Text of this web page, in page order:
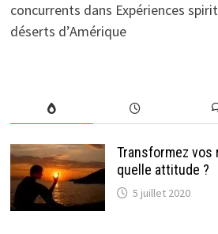
concurrents dans Expériences
déserts d’Amérique
Transformez
quelle attitude ?
5 juillet 2020